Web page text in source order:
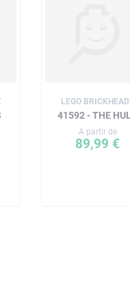
LEGO
41592 - THE
A partir de
89,99 €